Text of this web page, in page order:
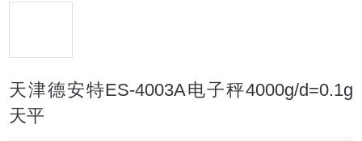
天津德安特ES-4003A电子秤4000g/d=0.1g
天平